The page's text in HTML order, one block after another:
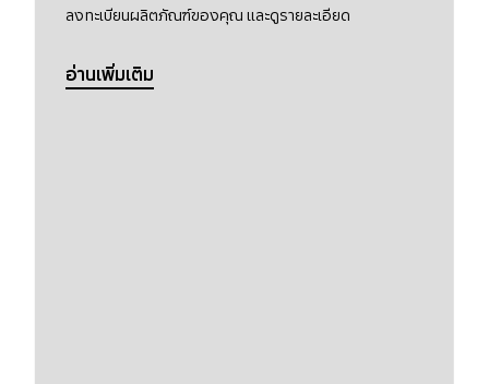
ลงทะเบียนผลิตภัณฑ์ของคุณ และดูรายละเอียด
อ่านเพิ่มเติม